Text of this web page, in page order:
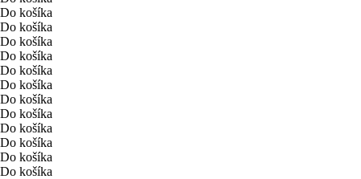
Do košíka
Do košíka
Do košíka
Do košíka
Do košíka
Do košíka
Do košíka
Do košíka
Do košíka
Do košíka
Do košíka
Do košíka